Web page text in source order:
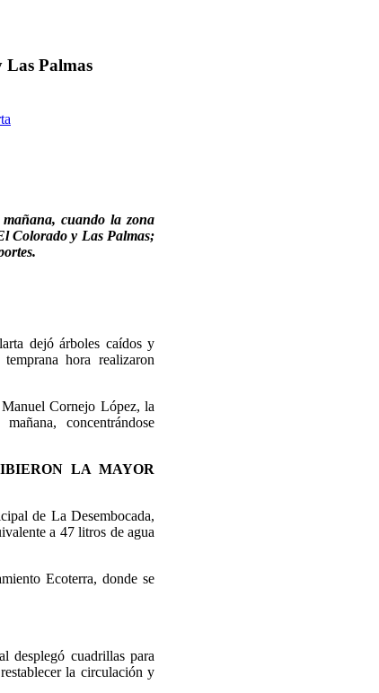
Palmas
cuando la zona
Colorado y Las Palmas;
dejó árboles caídos y
hora realizaron
Cornejo López, la
concentrándose
LA MAYOR
de La Desembocada,
a 47 litros de agua
Ecoterra, donde se
desplegó cuadrillas para
la circulación y